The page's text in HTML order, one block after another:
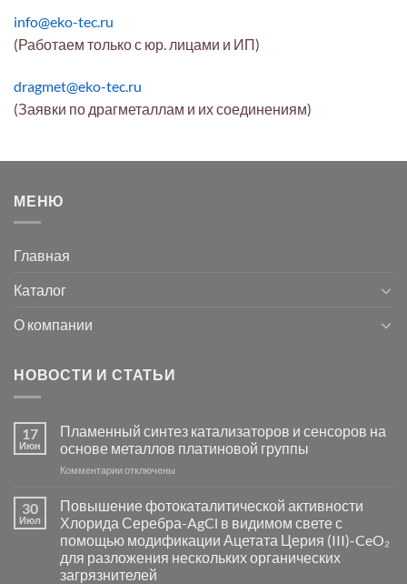
info@eko-tec.ru
(Работаем только с юр. лицами и ИП)
dragmet@eko-tec.ru
(Заявки по драгметаллам и их соединениям)
МЕНЮ
Главная
Каталог
О компании
НОВОСТИ И СТАТЬИ
17
Июн
Пламенный синтез катализаторов и сенсоров на
основе металлов платиновой группы
Комментариик
Пламенный
синтез
катализаторов
и
сенсоров
на
отключены
30
Июл
Повышение фотокаталитической активности
Хлорида Серебра-AgCl в видимом свете с
помощью модификации Ацетата Церия (III)-CeO₂
для разложения нескольких органических
загрязнителей